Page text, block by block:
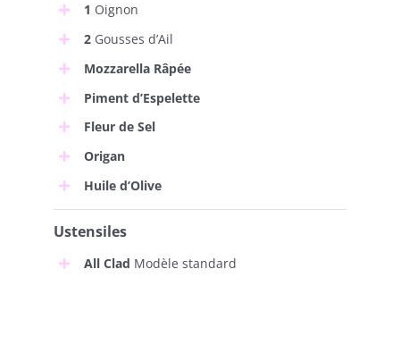
1 Oignon
2Gousses d’Ail
Mozzarella Râpée
Piment d’Espelette
Fleur de Sel
Origan
Huile d’Olive
Ustensiles
All Clad Modèle standard